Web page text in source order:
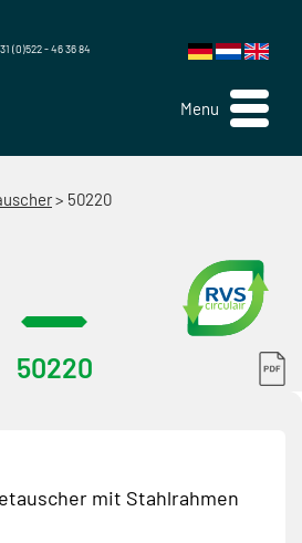
Menu
(0)522 - 46 36 84
> 50220
50220
mit Stahlrahmen